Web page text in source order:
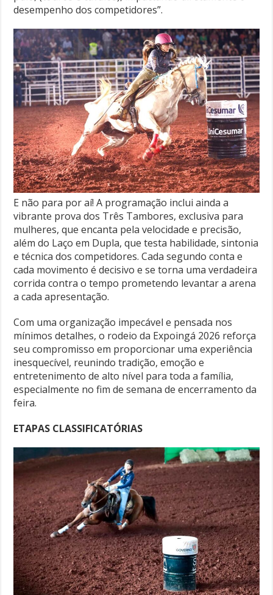
desempenho dos competidores”.
E não para por aí! A programação inclui ainda a
vibrante prova dos Três Tambores, exclusiva para
mulheres, que encanta pela velocidade e precisão,
além do Laço em Dupla, que testa habilidade, sintonia
e técnica dos competidores. Cada segundo conta e
cada movimento é decisivo e se torna uma verdadeira
corrida contra o tempo prometendo levantar a arena
a cada apresentação.
Com uma organização impecável e pensada nos
mínimos detalhes, o rodeio da Expoingá 2026 reforça
seu compromisso em proporcionar uma experiência
inesquecível, reunindo tradição, emoção e
entretenimento de alto nível para toda a família,
especialmente no fim de semana de encerramento da
feira.
ETAPAS CLASSIFICATÓRIAS